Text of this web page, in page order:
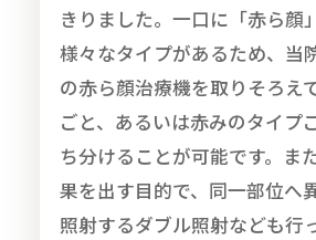
きりました。一口に「赤ら顔
様々なタイプがあるため、当
の赤ら顔治療機を取りそろえ
ごと、あるいは赤みのタイプ
ち分けることが可能です。ま
果を出す目的で、同一部位へ
照射するダブル照射なども行